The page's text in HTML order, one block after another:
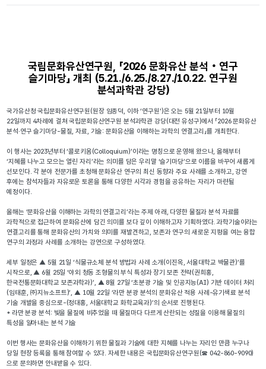
국립문화유산연구원, 「2026 문화유산 분석‧연구
슬기마당」 개최 (5.21./6.25./8.27./10.22. 연구원
분석과학관 강당)
국가유산청 국립문화유산연구원(원장 임종덕, 이하 ‘연구원’)은 오는 5월 21일부터 10월
22일까지 4차례에 걸쳐 국립문화유산연구원 분석과학관 강당(대전 유성구)에서 「2026 문화유산
분석·연구 슬기마당-물질, 자료, 기술: 문화유산을 이해하는 과학의 연결고리」를 개최한다.
이 행사는 2023년부터 ‘콜로키움(Colloquium)’이라는 명칭으로 운영해 왔으나, 올해부터
‘지혜를 나누고 모으는 열린 자리’라는 의미를 담은 우리말 ‘슬기마당’으로 이름을 바꾸어 새롭게
선보인다. 각 분야 전문가를 초청해 문화유산 연구의 최신 동향과 주요 사례를 소개하고, 강연
후에는 참석자들과 자유로운 토론을 통해 다양한 시각과 경험을 공유하는 자리가 마련될
예정이다.
올해는 ‘문화유산을 이해하는 과학의 연결고리’라는 주제 아래, 다양한 물질과 분석 자료를
과학적으로 접근하여 문화유산에 담긴 의미를 보다 깊이 이해하고자 기획하였다. 과학기술이라는
연결고리를 통해 문화유산의 가치와 의미를 재발견하고, 보존과 연구의 새로운 지평을 여는 융합
연구의 과정과 사례를 소개하는 강연으로 구성하였다.
세부 일정은 ▲ 5월 21일 ‘식물규소체 분석 방법과 사례 소개(이진옥, 서울대학교 박물관)’를
시작으로, ▲ 6월 25일 ‘야외 청동 조형물의 부식 특성과 장기 보존 전략(권희홍,
한국전통문화대학교 보존과학과)’, ▲ 8월 27일 ‘초분광 기술 및 인공지능(AI) 기반 데이터 처리
(임태훈, ㈜지뉴소프트)’, ▲ 10월 22일 ‘라만 분광 분석의 문화유산 적용 사례-유기색료 분석
기술 개발을 중심으로-(정대홍, 서울대학교 화학교육과)’의 순서로 진행된다.
* 라만 분광 분석: 빛을 물질에 비추었을 때 물질마다 다르게 산란되는 성질을 이용해 물질의
특성을 알아내는 분석 기술
이번 행사는 문화유산을 이해하기 위한 물질과 기술에 대한 지혜를 나누는 자리인 만큼 누구나
당일 현장 등록을 통해 참여할 수 있다. 자세한 내용은 국립문화유산연구원(☎ 042-860-9090)
으로 문의하면 안내받을 수 있다.